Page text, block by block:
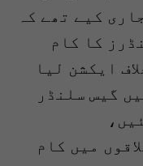
کیے تھے کہ
کا کام
ایکشن لیا
گیس سلنڈر
میں کام